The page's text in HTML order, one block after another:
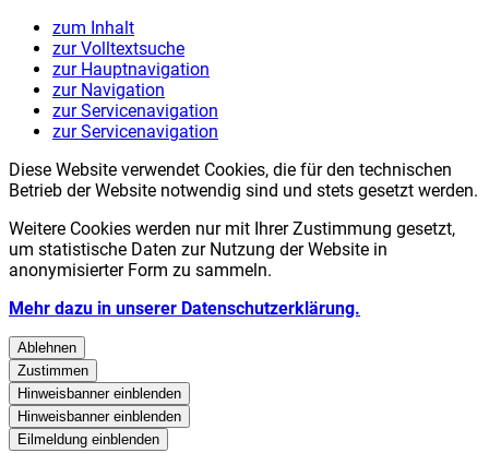
zum Inhalt
zur Volltextsuche
zur Hauptnavigation
zur Navigation
zur Servicenavigation
zur Servicenavigation
Diese Website verwendet Cookies, die für den technischen
Betrieb der Website notwendig sind und stets gesetzt werden.
Weitere Cookies werden nur mit Ihrer Zustimmung gesetzt,
um statistische Daten zur Nutzung der Website in
anonymisierter Form zu sammeln.
Mehr dazu in unserer Datenschutzerklärung.
Ablehnen
Zustimmen
Hinweisbanner einblenden
Hinweisbanner einblenden
Eilmeldung einblenden